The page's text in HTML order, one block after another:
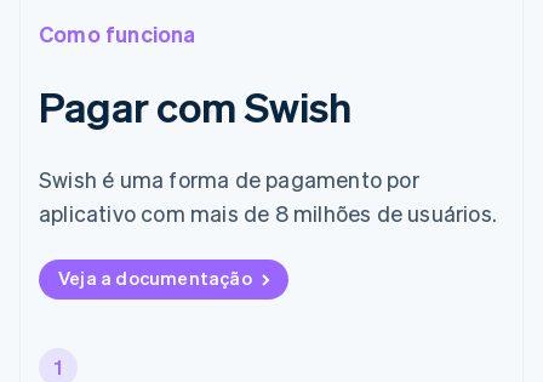
Como funciona
Pagar com Swish
Swish é uma forma de pagamento por
aplicativo com mais de 8 milhões de usuários.
Veja a documentação
1